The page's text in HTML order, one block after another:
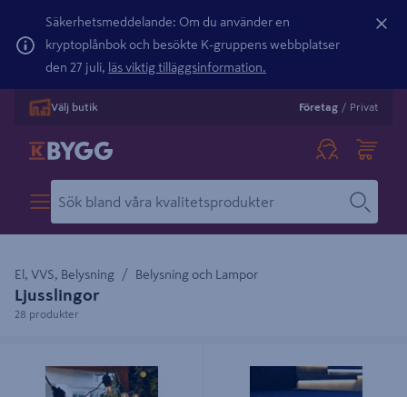
Säkerhetsmeddelande: Om du använder en
kryptoplånbok och besökte K-gruppens webbplatser
den 27 juli, läs viktig tilläggsinformation.
Välj butik Företag / Privat
El, VVS, Belysning Belysning och Lampor
Ljusslingor
28 produkter